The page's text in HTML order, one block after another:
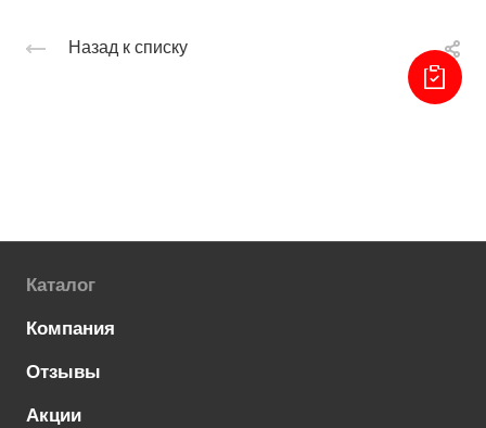
Назад к списку
Каталог
Компания
Отзывы
Акции